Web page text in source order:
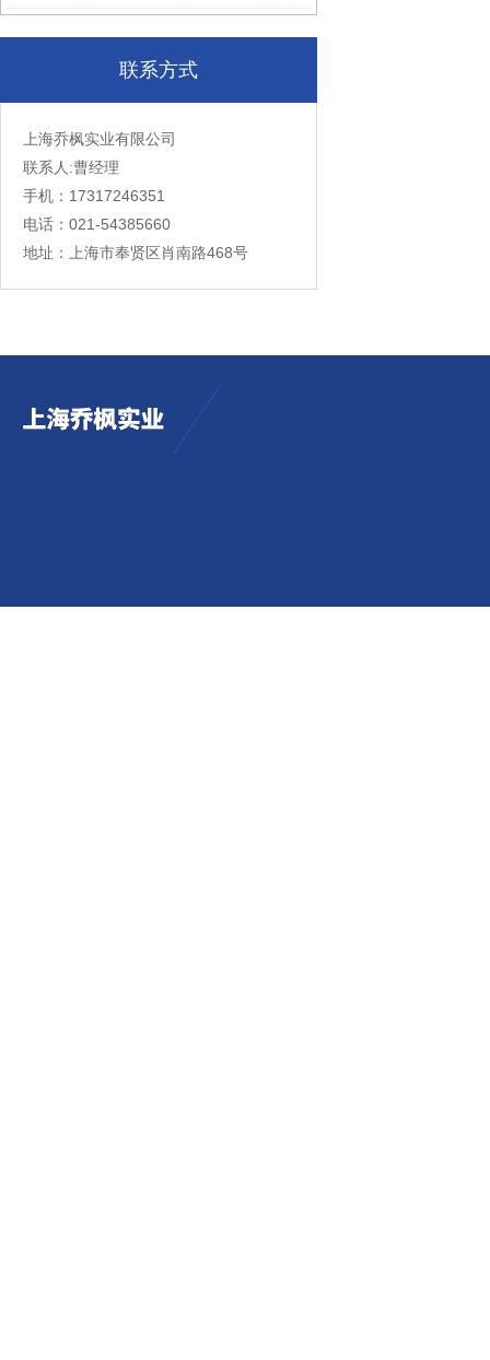
联系方式
上海乔枫实业有限公司
联系人:曹经理
手机：17317246351
电话：021-54385660
地址：上海市奉贤区肖南路468号